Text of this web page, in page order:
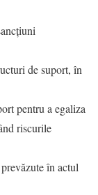
de suport, în
pentru a egaliza
riscurile
în actul